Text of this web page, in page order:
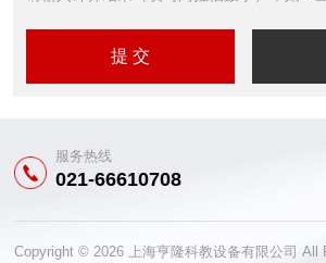
服务热线
021-66610708
Copyright © 2026 上海亨隆科教设备有限公司